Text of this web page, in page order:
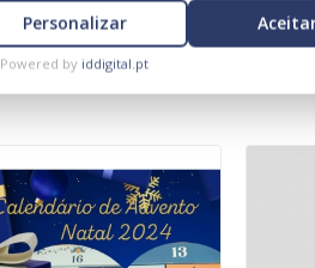
Personalizar
Powered by iddigital.pt